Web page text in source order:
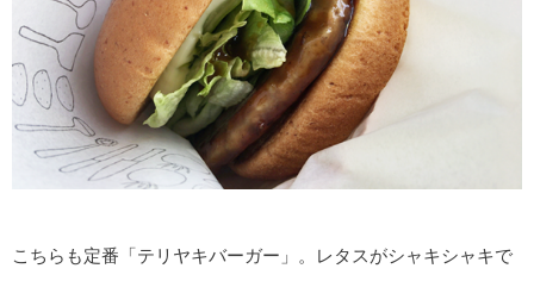
こちらも定番「テリヤキバーガー」。レタスがシャキシャキで